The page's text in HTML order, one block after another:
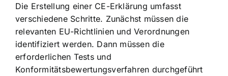
Die Erstellung einer CE-Erklärung umfasst
verschiedene Schritte. Zunächst müssen die
relevanten EU-Richtlinien und Verordnungen
identifiziert werden. Dann müssen die
erforderlichen Tests und
Konformitätsbewertungsverfahren durchgeführt